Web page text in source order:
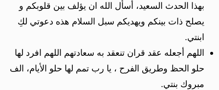
بهذا الحدث السعيد، أسأل الله ان يؤلف بين قلوبكم و
يصلح ذات بينكم ويهديكم سبل السلام هذه دعوتي لكِ
ابنتي.
اللهم أجعله عقد قران تنعقد به سعادتهم اللهم افرد لها
حلو الحظ وطريق الفرح ، يا رب تمم لها حلو الأيام، الف
مبروك بنتي.